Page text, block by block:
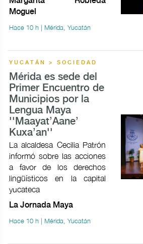
Moguel
Hace 10 h | Mérida, Yucatán
YUCATÁN > SOCIEDAD
Mérida es sede del
Primer Encuentro de
Municipios por la
Lengua Maya
''Maayat’Aane’
Kuxa’an''
La alcaldesa Cecilia Patrón
informó sobre las acciones
a favor de los derechos
lingüísticos en la capital
yucateca
La Jornada Maya
Hace 10 h | Mérida, Yucatán